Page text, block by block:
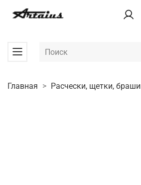
Главная Расчески, щетки,